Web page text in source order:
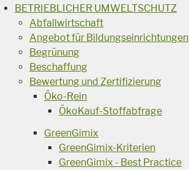
BETRIEBLICHER UMWELTSCHUTZ
Abfallwirtschaft
Angebot für Bildungseinrichtungen
Begrünung
Beschaffung
Bewertung und Zertifizierung
Öko-Rein
ÖkoKauf-Stoffabfrage
GreenGimix
GreenGimix-Kriterien
GreenGimix - Best Practice